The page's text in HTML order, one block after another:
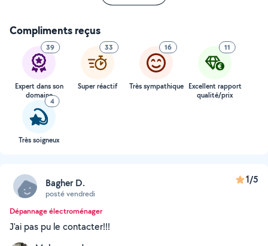
Compliments reçus
39
Expert dans son
domaine
33
Super réactif
16
Très sympathique
11
Excellent rapport
qualité/prix
4
Très soigneux
Bagher D.
posté vendredi
1/5
Dépannage électroménager
J'ai pas pu le contacter!!!